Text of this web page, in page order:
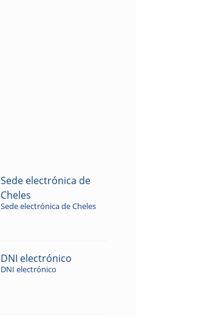
Sede electrónica de
Cheles
Sede electrónica de Cheles
DNI electrónico
DNI electrónico